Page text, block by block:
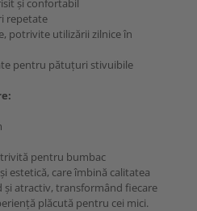
repetate
potrivite utilizării zilnice în
pentru pătuțuri stivuibile
pentru bumbac
estetică, care îmbină calitatea
și atractiv, transformând fiecare
plăcută pentru cei mici.